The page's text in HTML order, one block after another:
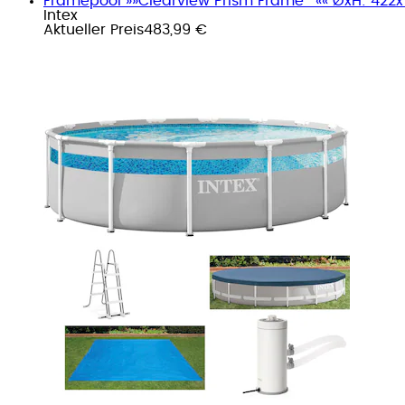
Intex
Aktueller Preis483,99 €